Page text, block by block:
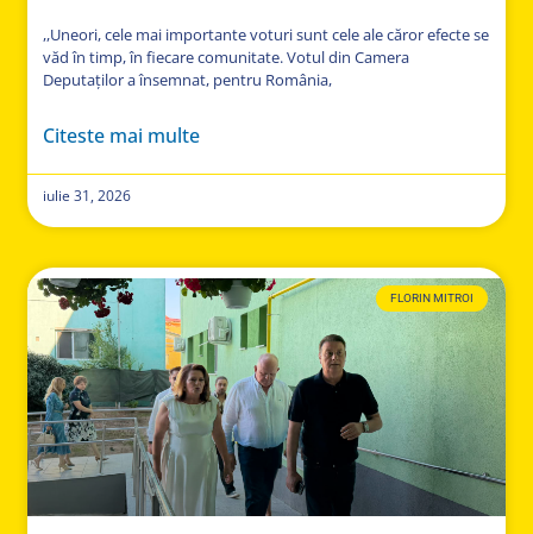
,,Uneori, cele mai importante voturi sunt cele ale căror efecte se
văd în timp, în fiecare comunitate. Votul din Camera
Deputaților a însemnat, pentru România,
Citeste mai multe
iulie 31, 2026
FLORIN MITROI